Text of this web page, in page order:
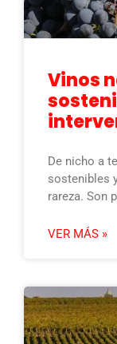
Vinos
De nicho a
sostenibles
rareza. Son
VER MÁS »